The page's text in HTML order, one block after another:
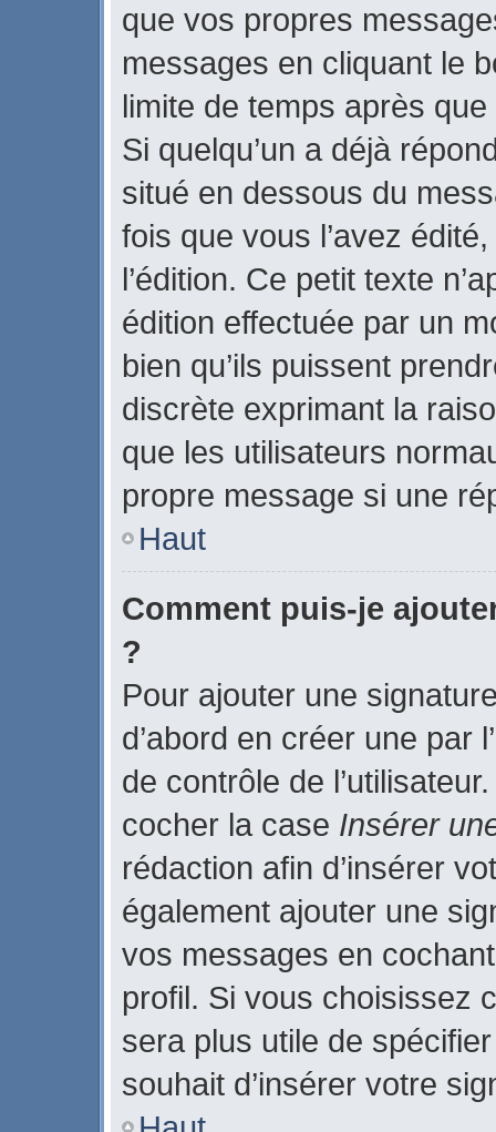
que vos propres
messages en cliquant le
limite de temps après
Si quelqu’un a déjà
situé en dessous du
fois que vous l’avez
l’édition. Ce petit texte
édition effectuée par un
bien qu’ils puissent
discrète exprimant la
que les utilisateurs
propre message si une
Haut
Comment puis-je
?
Pour ajouter une
d’abord en créer une par
de contrôle de
cocher la case Insérer
rédaction afin d’insérer
également ajouter une
vos messages en
profil. Si vous choisissez
sera plus utile de
souhait d’insérer votre